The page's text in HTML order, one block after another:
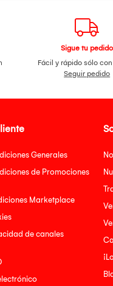
Sigue tu pedido
Fácil y rápido sólo con
Seguir pedido
Generales
de Promociones
Marketplace
de canales